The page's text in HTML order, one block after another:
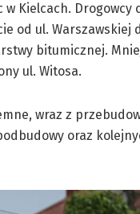
Kielcach. Drogowcy
od ul. Warszawskiej
bitumicznej.
ul. Witosa.
wraz z
oraz